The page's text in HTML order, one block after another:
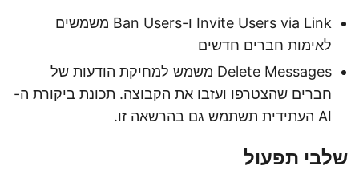
Invite Users via Link ו-Ban Users משמשים
לאימות חברים חדשים
Delete Messages משמש למחיקת הודעות של
חברים שהצטרפו ועזבו את הקבוצה. תכונת ביקורת ה-
AI העתידית תשתמש גם בהרשאה זו.
שלבי תפעול